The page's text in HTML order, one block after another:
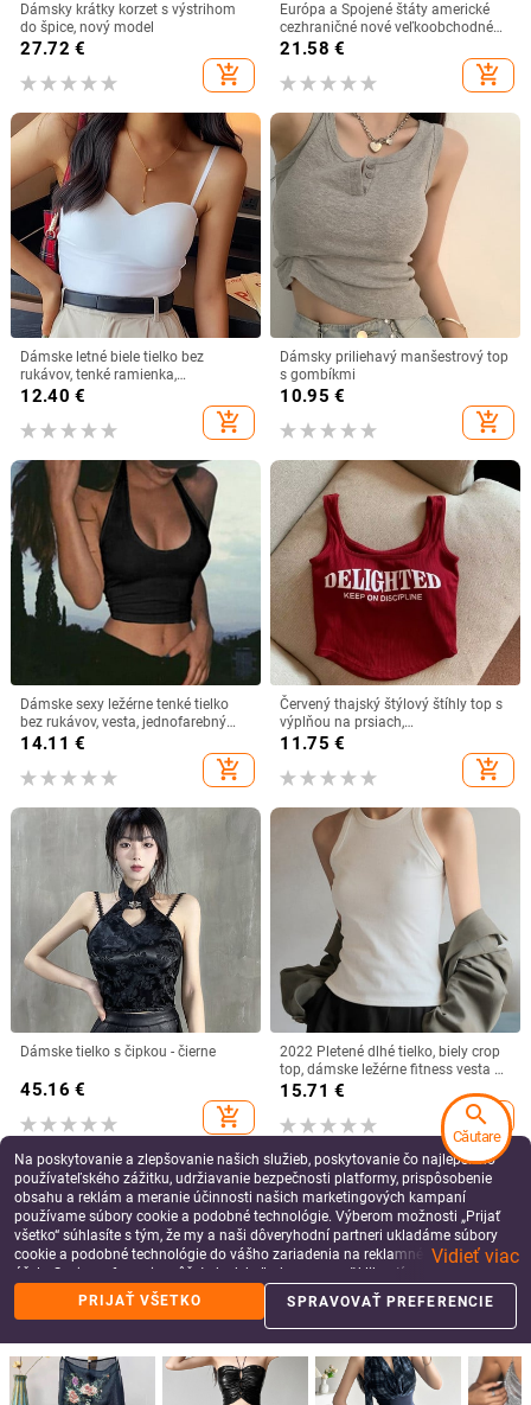
Dámsky krátky korzet s výstrihom
do špice, nový model
27.72 €
add_shopping_cart
Európa a Spojené štáty americké
cezhraničné nové veľkoobchodné
trubicové topy čistý motýlí dizajn
zmysel odhalená pupočná sexy
horúca dievčina jednofarebná
21.58 €
add_shopping_cart
Dámske letné biele tielko bez
rukávov, tenké ramienka,
jednofarebné tielko s košíčkami,
letné ľadovo hodvábne pohodlné
cez rameno
12.40 €
add_shopping_cart
Dámsky priliehavý manšestrový top
s gombíkmi
10.95 €
add_shopping_cart
Dámske sexy ležérne tenké tielko
bez rukávov, vesta, jednofarebný
crop top pre dámy, fitness vesta,
14.11 €
add_shopping_cart
Červený thajský štýlový štíhly top s
výplňou na prsiach,
vnútorný/vonkajší letný top, štíhly
11.75 €
add_shopping_cart
Dámske tielko s čipkou - čierne
45.16 €
add_shopping_cart
2022 Pletené dlhé tielko, biely crop
top, dámske ležérne fitness vesta s
ramienkami, základné letné dámske
15.71 €
add_shopping_cart
2023 Dámske sexy flitrované žiarivé
Letné rebrované pletené tielka pre
Na poskytovanie a zlepšovanie našich služieb, poskytovanie čo najlepšieho
používateľského zážitku, udržiavanie bezpečnosti platformy, prispôsobenie
obsahu a reklám a meranie účinnosti našich marketingových kampaní
používame súbory cookie a podobné technológie. Výberom možnosti „Prijať
všetko“ súhlasíte s tým, že my a naši dôveryhodní partneri ukladáme súbory
cookie a podobné technológie do vášho zariadenia na reklamné a analytické
účely. Svoje preferencie môžete kedykoľvek spravovať kliknutím na tlačidlo
„Spravovať preferencie“. Viac informácií nájdete v našichZásady ochrany
Vidieť viac
PRIJAŤ VŠETKO SPRAVOVAŤ PREFERENCIE
search
Căutare